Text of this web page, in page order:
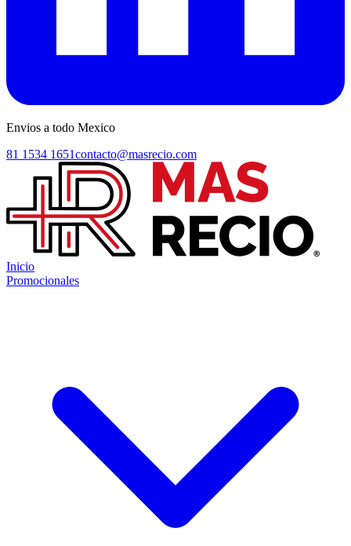
Envios a todo Mexico
81 1534 1651contacto@masrecio.com
Inicio
Promocionales